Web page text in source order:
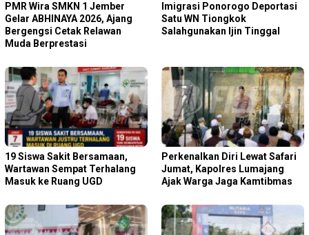
PMR Wira SMKN 1 Jember
Gelar ABHINAYA 2026, Ajang
Bergengsi Cetak Relawan
Muda Berprestasi
Imigrasi Ponorogo Deportasi
Satu WN Tiongkok
Salahgunakan Ijin Tinggal
19 Siswa Sakit Bersamaan,
Wartawan Sempat Terhalang
Masuk ke Ruang UGD
Perkenalkan Diri Lewat Safari
Jumat, Kapolres Lumajang
Ajak Warga Jaga Kamtibmas